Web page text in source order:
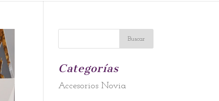
Categorías
Accesorios Novia